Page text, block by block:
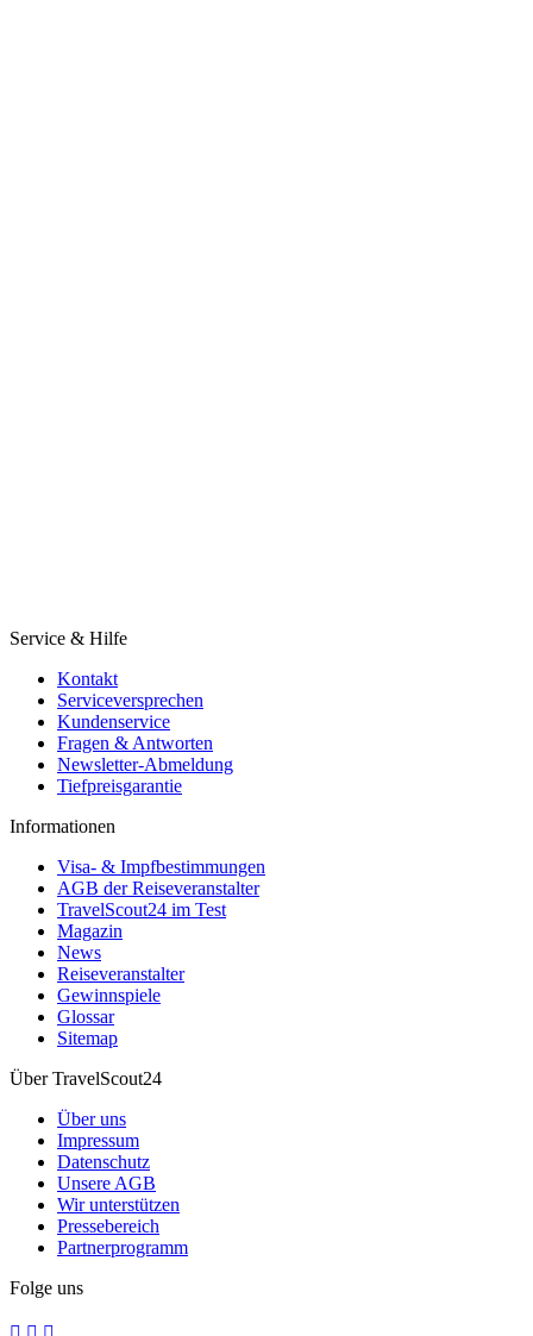
Service & Hilfe
Kontakt
Serviceversprechen
Kundenservice
Fragen & Antworten
Newsletter-Abmeldung
Tiefpreisgarantie
Informationen
Visa- & Impfbestimmungen
AGB der Reiseveranstalter
TravelScout24 im Test
Magazin
News
Reiseveranstalter
Gewinnspiele
Glossar
Sitemap
Über TravelScout24
Über uns
Impressum
Datenschutz
Unsere AGB
Wir unterstützen
Pressebereich
Partnerprogramm
Folge uns